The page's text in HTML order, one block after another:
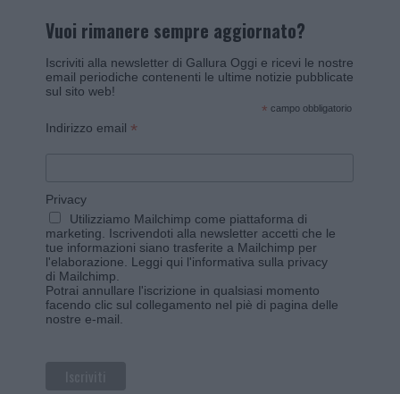
Vuoi rimanere sempre aggiornato?
Iscriviti alla newsletter di Gallura Oggi e ricevi le nostre
email periodiche contenenti le ultime notizie pubblicate
sul sito web!
* campo obbligatorio
Indirizzo email *
Privacy
Utilizziamo Mailchimp come piattaforma di
marketing. Iscrivendoti alla newsletter accetti che le
tue informazioni siano trasferite a Mailchimp per
l'elaborazione. Leggi qui l'informativa sulla privacy
di Mailchimp
Potrai annullare l'iscrizione in qualsiasi momento
facendo clic sul collegamento nel piè di pagina delle
nostre e-mail.